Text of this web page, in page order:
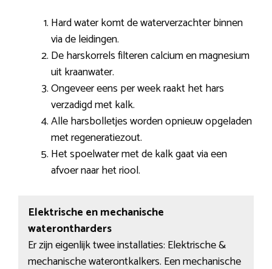
Hard water komt de waterverzachter binnen
via de leidingen.
De harskorrels filteren calcium en magnesium
uit kraanwater.
Ongeveer eens per week raakt het hars
verzadigd met kalk.
Alle harsbolletjes worden opnieuw opgeladen
met regeneratiezout.
Het spoelwater met de kalk gaat via een
afvoer naar het riool.
Elektrische en mechanische
waterontharders
Er zijn eigenlijk twee installaties: Elektrische &
mechanische waterontkalkers. Een mechanische